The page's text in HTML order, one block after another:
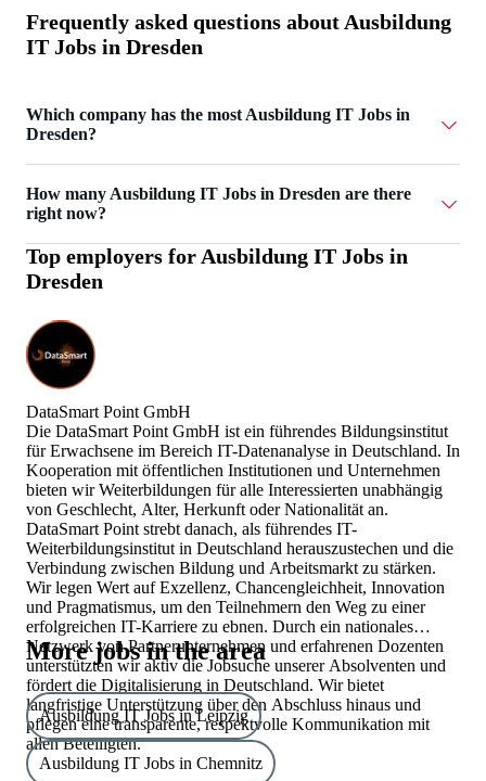
Frequently asked questions about Ausbildung
IT Jobs in Dresden
Which company has the most Ausbildung IT Jobs in
Dresden?
Dresden.
How many Ausbildung IT Jobs in Dresden are there
right now?
Currently there are 3 Ausbildung IT Jobs in Dresden.
Top employers for Ausbildung IT Jobs in
Dresden
DataSmart Point GmbH
Die DataSmart Point GmbH ist ein führendes Bildungsinstitut
für Erwachsene im Bereich IT-Datenanalyse in Deutschland. In
Kooperation mit öffentlichen Institutionen und Unternehmen
bieten wir Weiterbildungen für alle Interessierten unabhängig
von Geschlecht, Alter, Herkunft oder Nationalität an.
DataSmart Point strebt danach, als führendes IT-
Weiterbildungsinstitut in Deutschland herauszustechen und die
Verbindung zwischen Bildung und Arbeitsmarkt zu stärken.
Wir legen Wert auf Exzellenz, Chancengleichheit, Innovation
und Pragmatismus, um den Teilnehmern den Weg zu einer
erfolgreichen IT-Karriere zu ebnen. Durch ein nationales
Netzwerk von Partnerunternehmen und erfahrenen Dozenten
unterstützten wir aktiv die Jobsuche unserer Absolventen und
fördert die Digitalisierung in Deutschland. Wir bietet
langfristige Unterstützung über den Abschluss hinaus und
pflegen eine transparente, respektvolle Kommunikation mit
allen Beteiligten.
More jobs in the area
Ausbildung IT Jobs in Leipzig
Ausbildung IT Jobs in Chemnitz